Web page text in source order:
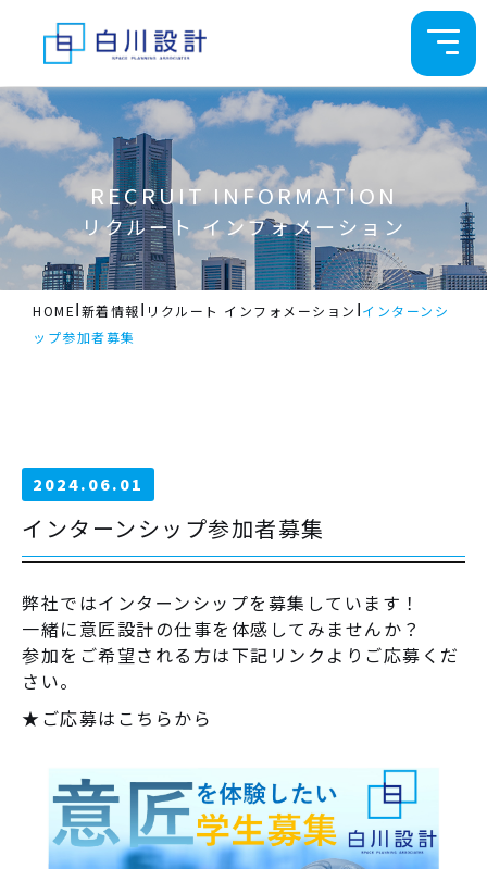
RECRUIT INFORMATION
リクルート インフォメーション
HOMEΙ新着情報Ι リクルート インフォメーション Ιインターンシ
ップ参加者募集
2024.06.01
インターンシップ参加者募集
弊社ではインターンシップを募集しています！
一緒に意匠設計の仕事を体感してみませんか？
参加をご希望される方は下記リンクよりご応募くだ
さい。
★ご応募はこちらから